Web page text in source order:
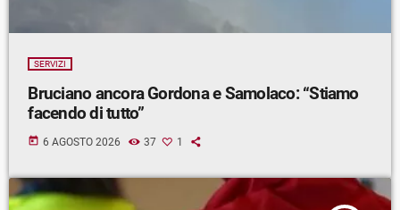
SERVIZI
Bruciano ancora Gordona e Samolaco: “Stiamo
facendo di tutto”
today 6 AGOSTO 2026 37 1